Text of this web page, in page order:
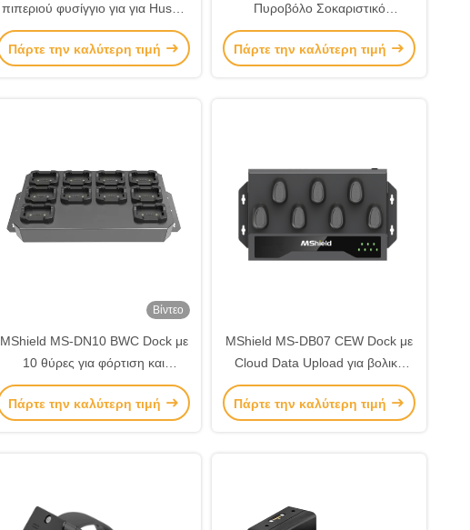
πιπεριού φυσίγγιο για για Husha
TX200P Stun Gun
Πάρτε την καλύτερη τιμή
Πυροβόλο Σοκαριστικό
Πυροβόλο Ηλεκτρικό Σοκ Εύκολο
στη Χρήση
Πάρτε την καλύτερη τιμή
Βίντεο
MShield MS-DN10 BWC Dock με
10 θύρες για φόρτιση και
φόρτωση δεδομένων HC200
Body Worn Camera
Πάρτε την καλύτερη τιμή
MShield MS-DB07 CEW Dock με
Cloud Data Upload για βολική
φόρτιση και αυτόματο
συγχρονισμό δεδομένων
Πάρτε την καλύτερη τιμή